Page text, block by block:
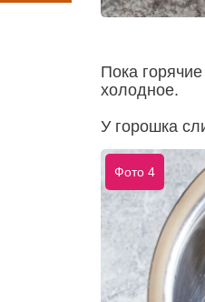
Пока
холодное.
У горошка
Фото 4